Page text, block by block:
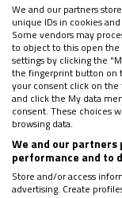
We and our partners
unique IDs in cookies
Some vendors may
to object to this open the
settings by clicking the
the fingerprint button on
your consent click on
and click the My data
consent. These choices
browsing data.
We and our
performance and to
Store and/or access
advertising. Create